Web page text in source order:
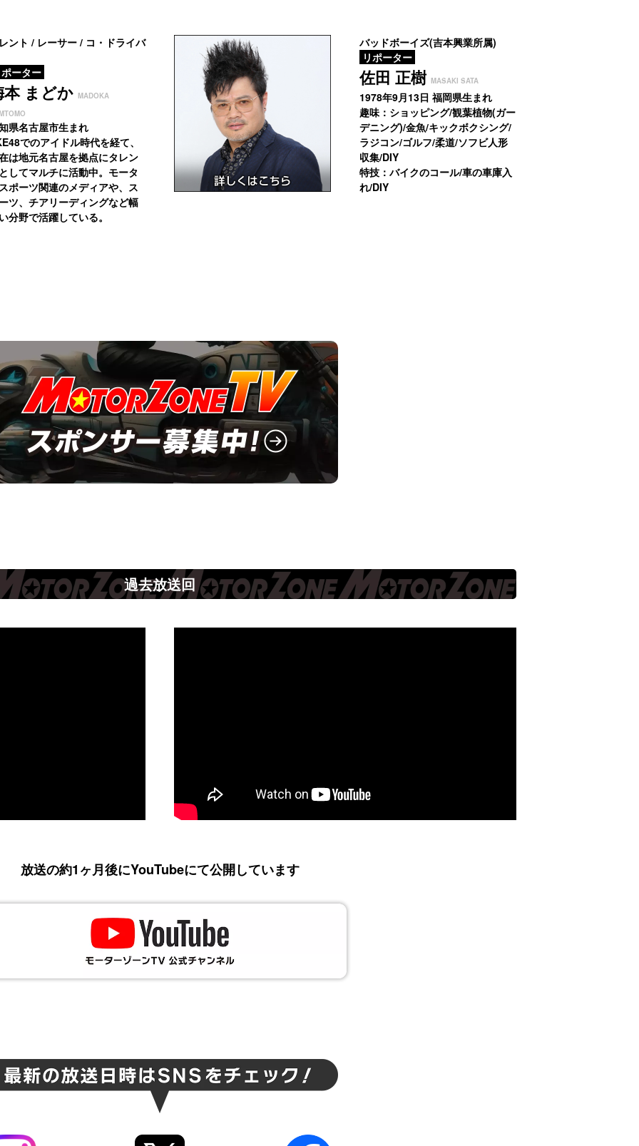
ント / レーサー / コ・ドライバ
ーター
本 まどか MADOKA
県名古屋市生まれ
でのアイドル時代を経て、
は地元名古屋を拠点にタレン
してマルチに活動中。モータ
ポーツ関連のメディアや、ス
ツ、チアリーディングなど幅
分野で活躍している。
バッドボーイズ(吉本興業所属)
リポーター
佐田 正樹 MASAKI SATA
1978年9月13日 福岡県生まれ
趣味：ショッピング/観葉植物(ガー
デニング)/金魚/キックボクシング/
ラジコン/ゴルフ/柔道/ソフビ人形
収集/DIY
特技：バイクのコール/車の車庫入
れ/DIY
過去放送回
放送の約1ヶ月後にYouTubeにて公開しています